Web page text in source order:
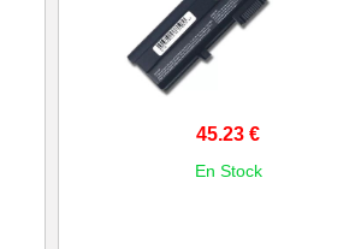
45.23 €
En Stock